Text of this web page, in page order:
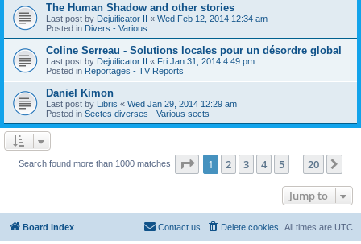
The Human Shadow and other stories
Last post by Dejuificator II « Wed Feb 12, 2014 12:34 am
Posted in Divers - Various
Coline Serreau - Solutions locales pour un désordre global
Last post by Dejuificator II « Fri Jan 31, 2014 4:49 pm
Posted in Reportages - TV Reports
Daniel Kimon
Last post by Libris « Wed Jan 29, 2014 12:29 am
Posted in Sectes diverses - Various sects
Search found more than 1000 matches Page 1of 20
1 2 3 4 5 20
Jump to
Board index All times are UTC
Delete cookies
Contact us